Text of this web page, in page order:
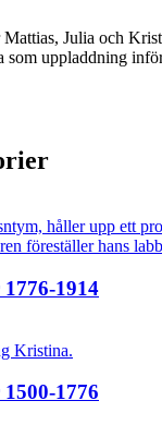
Julia och
som uppladdning
1914
1776